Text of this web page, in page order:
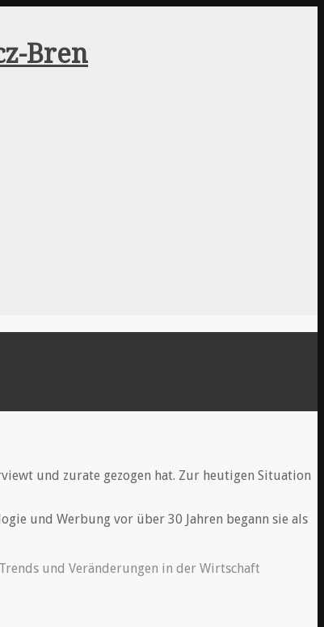
und zurate gezogen hat. Zur heutigen Situation
und Werbung vor über 30 Jahren begann sie als
und Veränderungen in der Wirtschaft